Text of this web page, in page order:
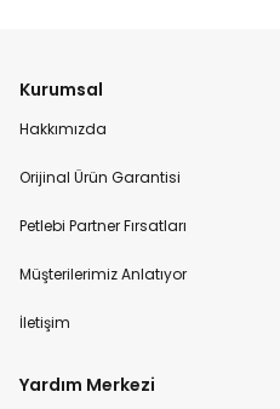
Kurumsal
Hakkımızda
Orijinal Ürün Garantisi
Petlebi Partner Fırsatları
Müşterilerimiz Anlatıyor
İletişim
Yardım Merkezi